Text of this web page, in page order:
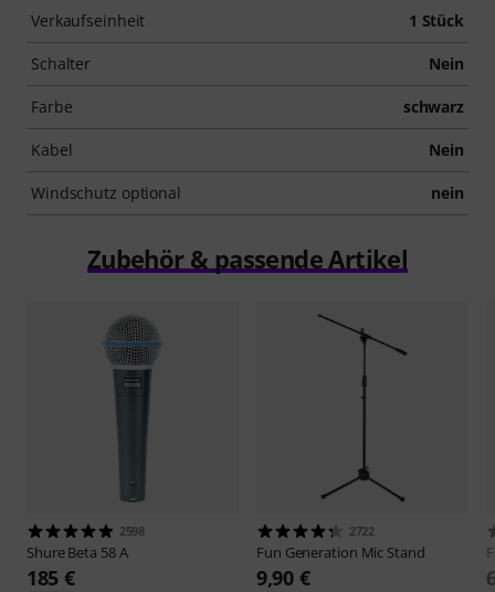
Nachdem deine Bestellung versendet wurde, erhältst
du deinen Aktivierungscode automatisch per E-Mail.
Das Abonnement endet nach Ablauf des 90-Tage
Verkaufseinheit 1 Stück
Schalter Nein
Farbe schwarz
Kabel Nein
Windschutz optional nein
Zubehör & passende Artikel
2598
ShureBeta 58 A
185 €
2722
Fun Generation Mic Stand
9,90 €